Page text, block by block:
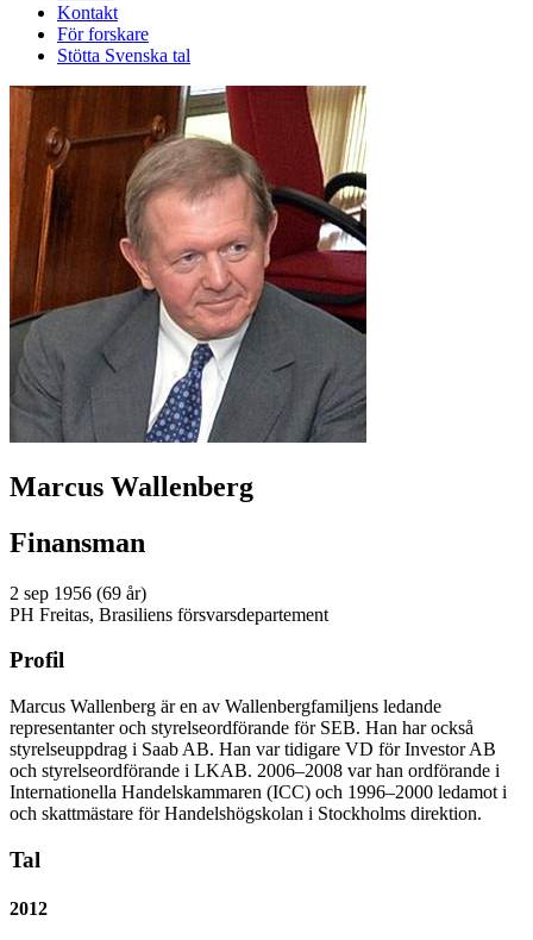
Kontakt
För forskare
Stötta Svenska tal
Marcus Wallenberg
Finansman
2 sep 1956 (69 år)
PH Freitas, Brasiliens försvarsdepartement
Profil
Marcus Wallenberg är en av Wallenbergfamiljens ledande
representanter och styrelseordförande för SEB. Han har också
styrelseuppdrag i Saab AB. Han var tidigare VD för Investor AB
och styrelseordförande i LKAB. 2006–2008 var han ordförande i
Internationella Handelskammaren (ICC) och 1996–2000 ledamot i
och skattmästare för Handelshögskolan i Stockholms direktion.
Tal
2012